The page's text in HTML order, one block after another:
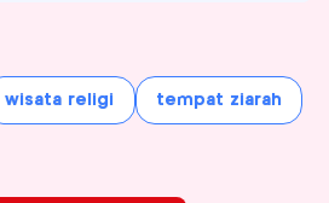
wisata religi tempat ziarah